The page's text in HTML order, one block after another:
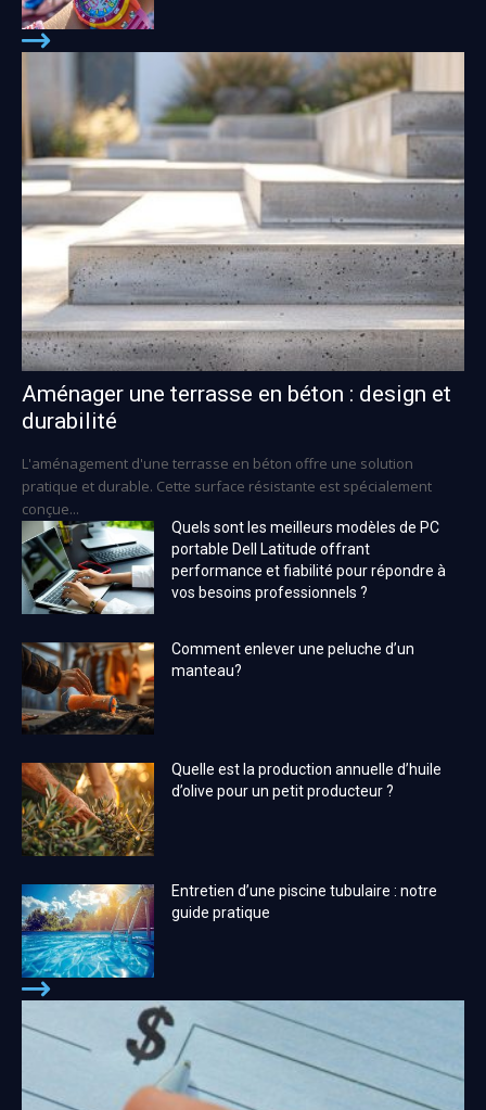
Aménager une terrasse en béton : design et
durabilité
L'aménagement d'une terrasse en béton offre une solution
pratique et durable. Cette surface résistante est spécialement
conçue...
Quels sont les meilleurs modèles de PC
portable Dell Latitude offrant
performance et fiabilité pour répondre à
vos besoins professionnels ?
Comment enlever une peluche d’un
manteau?
Quelle est la production annuelle d’huile
d’olive pour un petit producteur ?
Entretien d’une piscine tubulaire : notre
guide pratique